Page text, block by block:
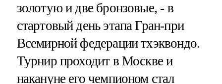
золотую и две бронзовые, - в
стартовый день этапа Гран-при
Всемирной федерации тхэквондо.
Турнир проходит в Москве и
накануне его чемпионом стал